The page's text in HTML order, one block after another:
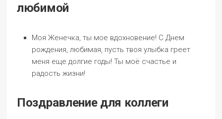
любимой
Моя Женечка, ты мое вдохновение! С Днем
рождения, любимая, пусть твоя улыбка греет
меня еще долгие годы! Ты моё счастье и
радость жизни!
Поздравление для коллеги